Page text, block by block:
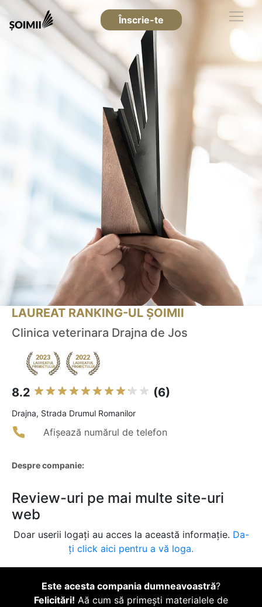
Înscrie-te
LAUREAT RANKING-UL ȘOIMII
Clinica veterinara Drajna de Jos
8.2 (6)
Drajna, Strada Drumul Romanilor
Afișează numărul de telefon
Despre companie:
Review-uri pe mai multe site-uri
web
Doar userii logați au acces la această informație. Da-
ți click aici pentru a vă loga.
Este acesta compania dumneavoastră?
Felicitări! Aă cum să primești materialele de